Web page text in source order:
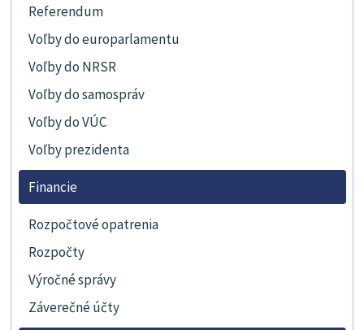
Referendum
Voľby do europarlamentu
Voľby do NRSR
Voľby do samospráv
Voľby do VÚC
Voľby prezidenta
Financie
Rozpočtové opatrenia
Rozpočty
Výročné správy
Záverečné účty